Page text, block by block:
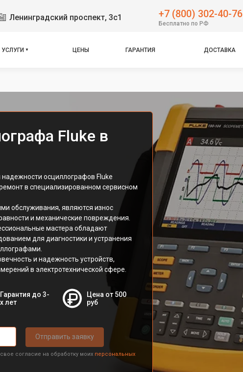
Ленинградский проспект, 3с1 +7 (800) 302-40-76
Бесплатно по РФ
УСЛУГИ ЦЕНЫ ГАРАНТИЯ ДОСТАВКА
Fluke в
осциллографов Fluke
в специализированном сервисном
обслуживания, являются износ
и механические повреждения.
мастера обладают
для диагностики и устранения
и надежность устройств,
в электротехнической сфере.
Гарантия до 3-
х лет
Цена от 500
руб
Отправить заявку
согласие на обработку моих персональных